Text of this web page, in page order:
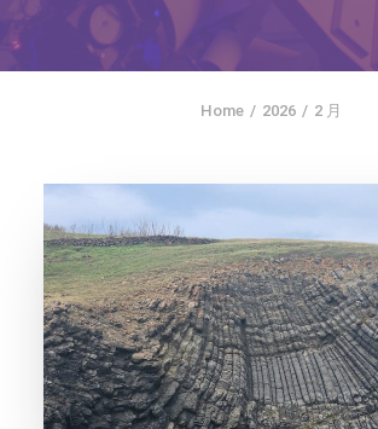
SEARCH
社交平台
字型大小
Home 2026 2 月